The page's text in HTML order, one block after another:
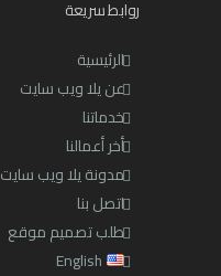
روابط سريعة
الرئيسية
عن يلا ويب سايت
خدماتنا
أخر أعمالنا
مدونة يلا ويب سايت
اتصل بنا
طلب تصميم موقع
English